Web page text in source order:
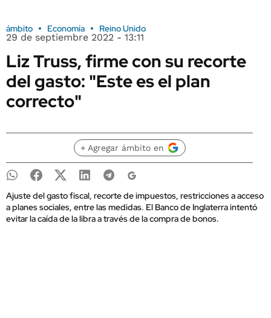
ámbito Economía Reino Unido
29 de septiembre 2022 - 13:11
Liz Truss, firme con su recorte
del gasto: "Este es el plan
correcto"
+ Agregar ámbito en
Ajuste del gasto fiscal, recorte de impuestos, restricciones a acceso
a planes sociales, entre las medidas. El Banco de Inglaterra intentó
evitar la caída de la libra a través de la compra de bonos.